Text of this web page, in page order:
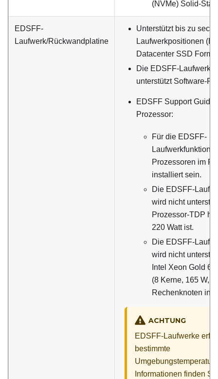
(NVMe) Solid-
EDSFF-
Laufwerk/Rückwandplatine
Unterstützt bis zu
Laufwerkpositionen
Datacenter SSD Form
Die EDSFF-
unterstützt Software-
EDSFF Support Guide
Prozessor:
Für die EDSFF-
Laufwerkfunktion
Prozessoren im
installiert sein.
Die EDSFF-
wird nicht
Prozessor-TDP
220 Watt ist.
Die EDSFF-
wird nicht
Intel Xeon Gold
(8 Kerne, 165 W,
Rechenknoten
ACHTUNG
EDSFF-Laufwerke
bestimmte
Umgebungstemperatur.
Informationen finden